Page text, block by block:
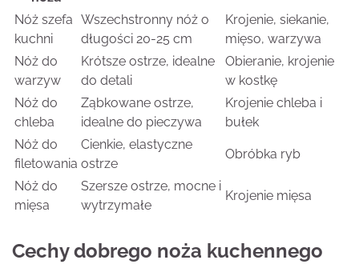
Nóż szefa
kuchni
Wszechstronny nóż o
długości 20-25 cm
Krojenie, siekanie,
mięso, warzywa
Nóż do
warzyw
Krótsze ostrze, idealne
do detali
Obieranie, krojenie
w kostkę
Nóż do
chleba
Ząbkowane ostrze,
idealne do pieczywa
Krojenie chleba i
bułek
Nóż do
filetowania
Cienkie, elastyczne
ostrze
Obróbka ryb
Nóż do
mięsa
Szersze ostrze, mocne i
wytrzymałe
Krojenie mięsa
Cechy dobrego noża kuchennego